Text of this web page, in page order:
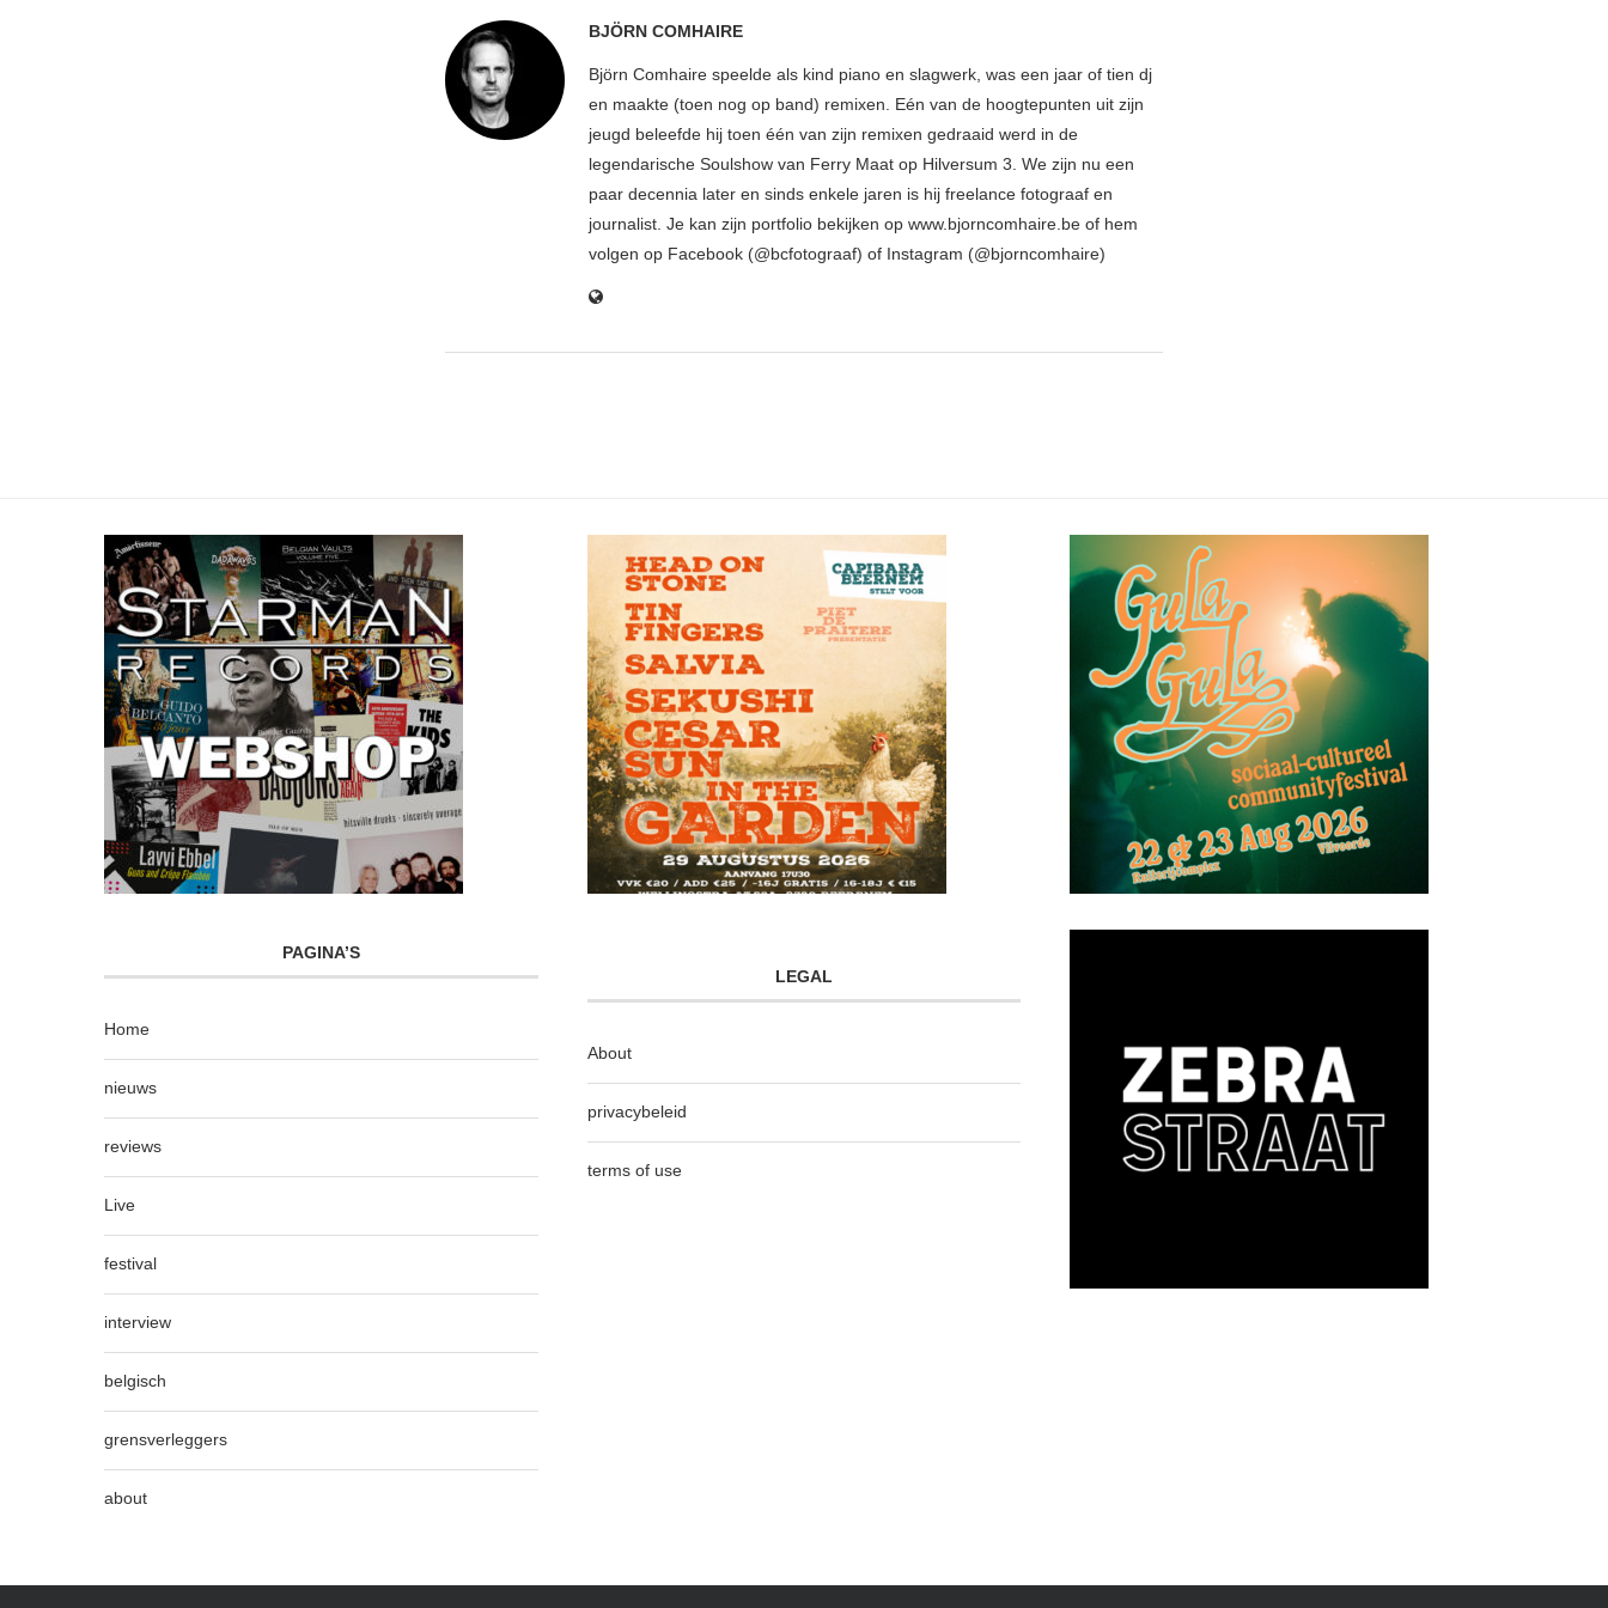
BJÖRN COMHAIRE
Björn Comhaire speelde als kind piano en slagwerk, was een jaar of tien dj
en maakte (toen nog op band) remixen. Eén van de hoogtepunten uit zijn
jeugd beleefde hij toen één van zijn remixen gedraaid werd in de
legendarische Soulshow van Ferry Maat op Hilversum 3. We zijn nu een
paar decennia later en sinds enkele jaren is hij freelance fotograaf en
journalist. Je kan zijn portfolio bekijken op www.bjorncomhaire.be of hem
volgen op Facebook (@bcfotograaf) of Instagram (@bjorncomhaire)
PAGINA’S
Home
nieuws
reviews
Live
festival
interview
belgisch
grensverleggers
about
LEGAL
About
privacybeleid
terms of use